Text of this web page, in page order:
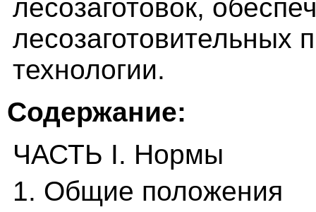
лесозаготовок,
лесозаготовительных
технологии.
Содержание:
ЧАСТЬ I. Нормы
1. Общие положения